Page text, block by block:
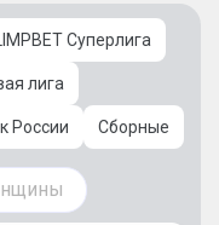
Суперлига
лига
России Сборные